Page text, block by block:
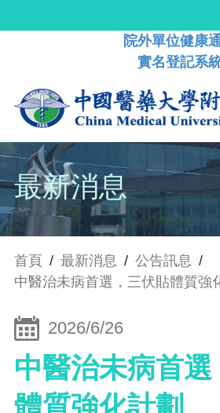
院外單位健康
實名登記系
最新消息
首頁 / 最新消息 / 公告訊息 /
中醫治未病首選，三伏貼體質強
2026/6/26
中醫治未病首
體質強化計劃